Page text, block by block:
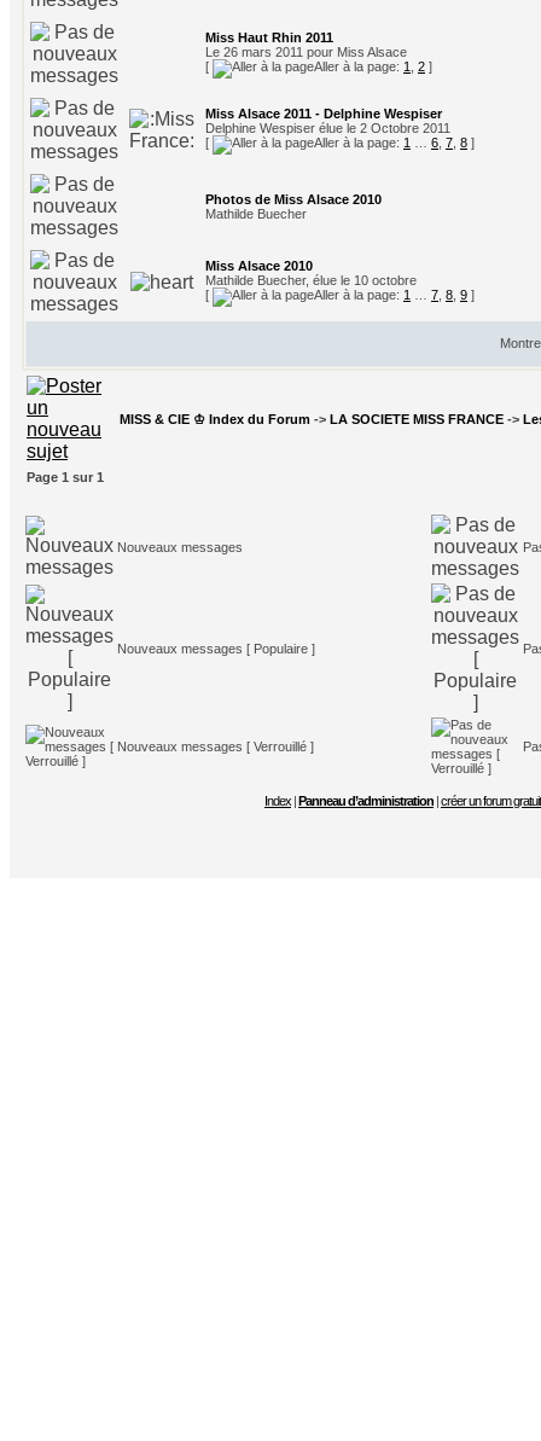
Miss Haut Rhin 2011
Le 26 mars 2011 pour Miss Alsace
[
Aller à la page: 1 2 ]
Miss Alsace 2011 - Delphine Wespiser
Delphine Wespiser élue le 2 Octobre 2011
[
Aller à la page: 1 6 7 8 ]
Photos de Miss Alsace 2010
Mathilde Buecher
Miss Alsace 2010
Mathilde Buecher, élue le 10 octobre
[
Aller à la page: 1 7 8 9 ]
MISS & CIE ♔ Index du Forum -> LA SOCIETE MISS FRANCE ->
Page 1 sur 1
Nouveaux messages
Nouveaux messages [ Populaire ]
Nouveaux messages [ Verrouillé ]
Index |Panneau d’administration |créer un forum gratuit